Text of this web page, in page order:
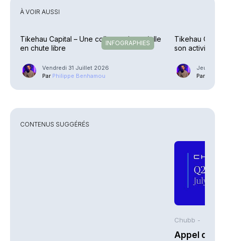
À VOIR AUSSI
INFOGRAPHIES
Tikehau Capital – Une collecte trimestrielle
en chute libre
Vendredi 31 Juillet 2026
Par Philippe Benhamou
Tikehau
son activité de
Jeudi 28
Par
CONTENUS SUGGÉRÉS
Chubb -
Appel de